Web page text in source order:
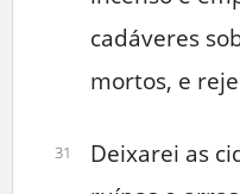
cadáveres
mortos, e
31
Deixarei as